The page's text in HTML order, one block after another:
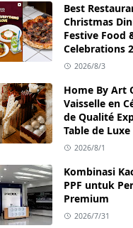
Best
Christmas
Festive Food
Celebrations
2026/8/3
Home By Art
Vaisselle en
de Qualité
Table de Luxe
2026/8/1
Kombinasi
PPF untuk
Premium
2026/7/31